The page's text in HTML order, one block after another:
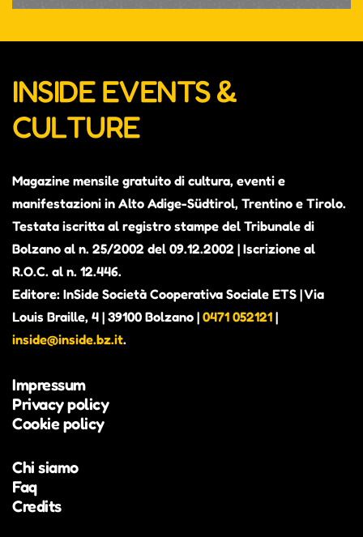
INSIDE EVENTS &
CULTURE
Magazine mensile gratuito di cultura, eventi e
manifestazioni in Alto Adige-Südtirol, Trentino e Tirolo.
Testata iscritta al registro stampe del Tribunale di
Bolzano al n. 25/2002 del 09.12.2002 | Iscrizione al
R.O.C. al n. 12.446.
Editore: InSide Società Cooperativa Sociale ETS | Via
Louis Braille, 4 | 39100 Bolzano | 0471 052121 |
inside@inside.bz.it.
Impressum
Privacy policy
Cookie policy
Chi siamo
Faq
Credits